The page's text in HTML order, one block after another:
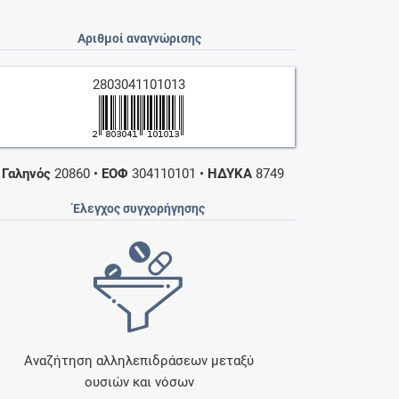
Αριθμοί αναγνώρισης
2803041101013
Γαληνός 20860 • ΕΟΦ 304110101 • ΗΔΥΚΑ 8749
Έλεγχος συγχορήγησης
Αναζήτηση αλληλεπιδράσεων μεταξύ
ουσιών και νόσων